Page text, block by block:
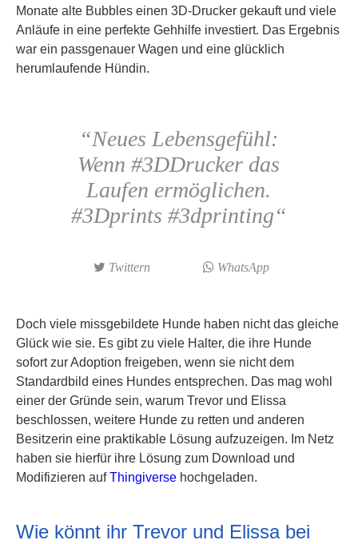
Monate alte Bubbles einen 3D-Drucker gekauft und viele
Anläufe in eine perfekte Gehhilfe investiert. Das Ergebnis
war ein passgenauer Wagen und eine glücklich
herumlaufende Hündin.
“Neues Lebensgefühl:
Wenn #3DDrucker das
Laufen ermöglichen.
#3Dprints #3dprinting“
Twittern WhatsApp
Doch viele missgebildete Hunde haben nicht das gleiche
Glück wie sie. Es gibt zu viele Halter, die ihre Hunde
sofort zur Adoption freigeben, wenn sie nicht dem
Standardbild eines Hundes entsprechen. Das mag wohl
einer der Gründe sein, warum Trevor und Elissa
beschlossen, weitere Hunde zu retten und anderen
Besitzerin eine praktikable Lösung aufzuzeigen. Im Netz
haben sie hierfür ihre Lösung zum Download und
Modifizieren aufThingiverse hochgeladen.
Wie könnt ihr Trevor und Elissa bei